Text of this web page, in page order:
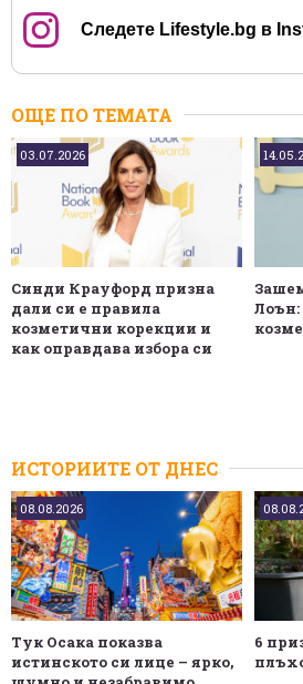
Следете Lifestyle.bg в
ОЩЕ ПО ТЕМАТА
03.07.2026
Синди Крауфорд призна
дали си е правила
козметични корекции и
как оправдава избора си
Лоън:
ИСТОРИИТЕ ОТ ДНЕС
08.08.2026
Тук Осака показва
истинското си лице – ярко,
6